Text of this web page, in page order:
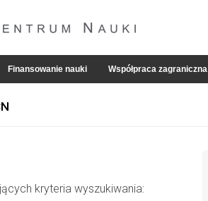
Finansowanie nauki Współpraca zagraniczna
kryteria wyszukiwania: